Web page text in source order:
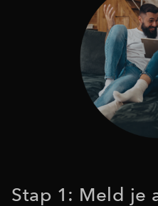
Stap 1: Meld je